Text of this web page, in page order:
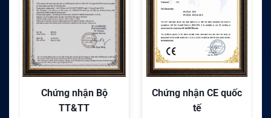
Chứng nhận CE quốc
tế
Chứng nhận FC quốc
tế